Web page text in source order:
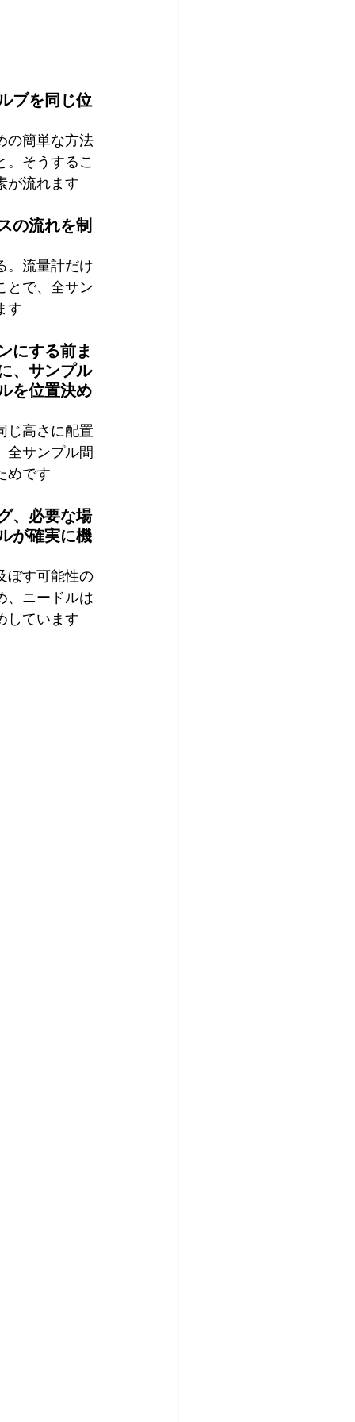
ブを同じ位
の簡単な方法
。そうするこ
が流れます
の流れを制
。流量計だけ
とで、全サン
す
にする前ま
、サンプル
を位置決め
じ高さに配置
全サンプル間
めです
、必要な場
が確実に機
ぼす可能性の
、ニードルは
しています